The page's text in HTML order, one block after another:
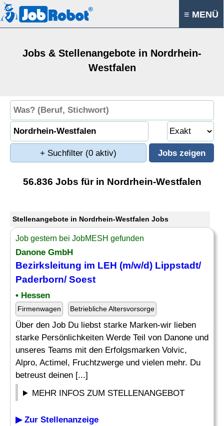
≡ MENÜ
Jobs & Stellenangebote in Nordrhein-
Westfalen
+ Suchfilter (0 aktiv)
56.836 Jobs für in Nordrhein-Westfalen
Stellenangebote in Nordrhein-Westfalen Jobs
Job gestern bei JobMESH gefunden
Danone GmbH
Bezirksleitung im LEH (m/w/d) Lippstadt/
Paderborn/ Soest
• Hessen
Firmenwagen Betriebliche Altersvorsorge
Über den Job Du liebst starke Marken-wir lieben
starke Persönlichkeiten Werde Teil von Danone und
unseres Teams mit den Erfolgsmarken Volvic,
Alpro, Actimel, Fruchtzwerge und vielen mehr. Du
betreust deinen [...]
MEHR INFOS ZUM STELLENANGEBOT
▶ Zur Stellenanzeige